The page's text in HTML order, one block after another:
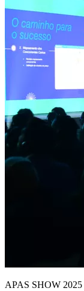
APAS SHOW 2025